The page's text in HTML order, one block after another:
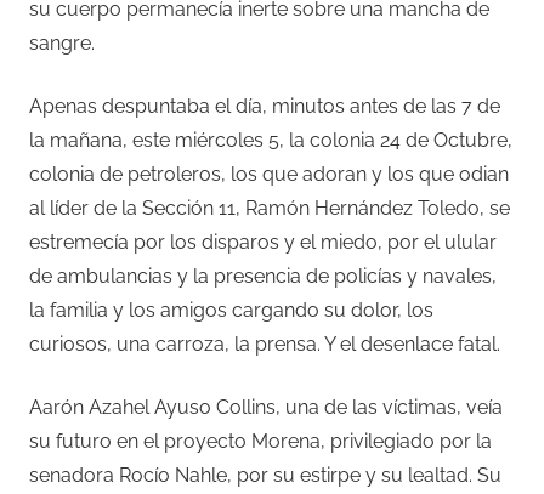
su cuerpo permanecía inerte sobre una mancha de
sangre.
Apenas despuntaba el día, minutos antes de las 7 de
la mañana, este miércoles 5, la colonia 24 de Octubre,
colonia de petroleros, los que adoran y los que odian
al líder de la Sección 11, Ramón Hernández Toledo, se
estremecía por los disparos y el miedo, por el ulular
de ambulancias y la presencia de policías y navales,
la familia y los amigos cargando su dolor, los
curiosos, una carroza, la prensa. Y el desenlace fatal.
Aarón Azahel Ayuso Collins, una de las víctimas, veía
su futuro en el proyecto Morena, privilegiado por la
senadora Rocío Nahle, por su estirpe y su lealtad. Su